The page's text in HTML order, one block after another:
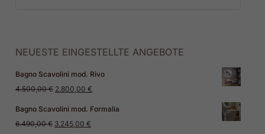
NEUESTE EINGESTELLTE ANGEBOTE
Bagno Scavolini mod. Rivo
4.500,00€ Ursprünglicher
Preis
war:
2.800,00 €Aktueller
Preis
Bagno Scavolini mod. Formalia
6.490,00€ Ursprünglicher
3.245,00 €Aktueller